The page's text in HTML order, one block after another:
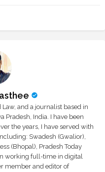
and a journalist based in
Pradesh, India. I have been
the years, I have served with
Swadesh (Gwalior),
(Bhopal), Pradesh Today
working full-time in digital
member and editor of